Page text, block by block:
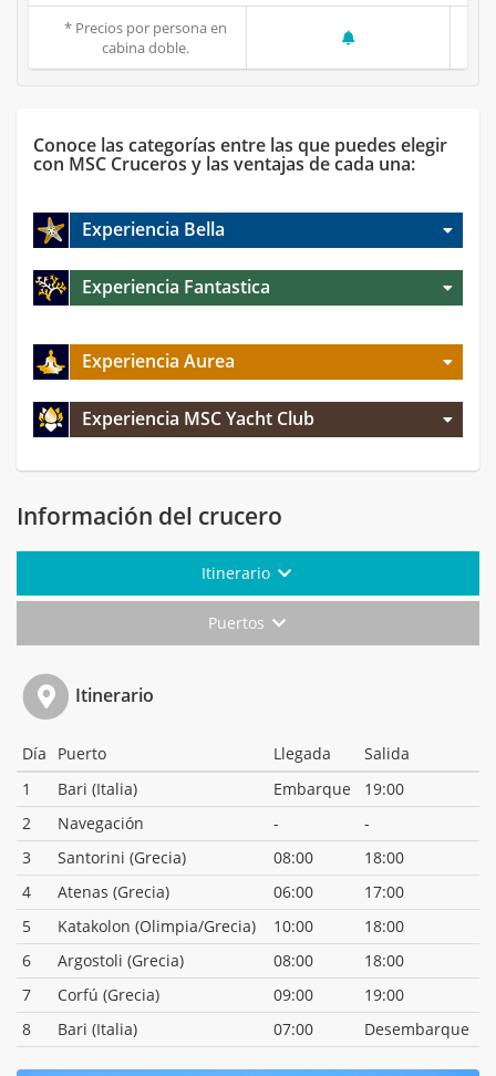
* Precios por persona en
cabina doble.
Conoce las categorías entre las que puedes elegir
con MSC Cruceros y las ventajas de cada una:
Experiencia Bella
Experiencia Fantastica
Experiencia Aurea
Experiencia MSC Yacht Club
Información del crucero
Itinerario
Puertos
Itinerario
Día Puerto Llegada
Salida
1
Bari (Italia) Embarque
19:00
2
Navegación -
-
3
Santorini (Grecia) 08:00
18:00
4
Atenas (Grecia) 06:00
17:00
5
Katakolon (Olimpia/Grecia) 10:00
18:00
6
Argostoli (Grecia) 08:00
18:00
7
Corfú (Grecia) 09:00
19:00
8
Bari (Italia) 07:00 Desembarque